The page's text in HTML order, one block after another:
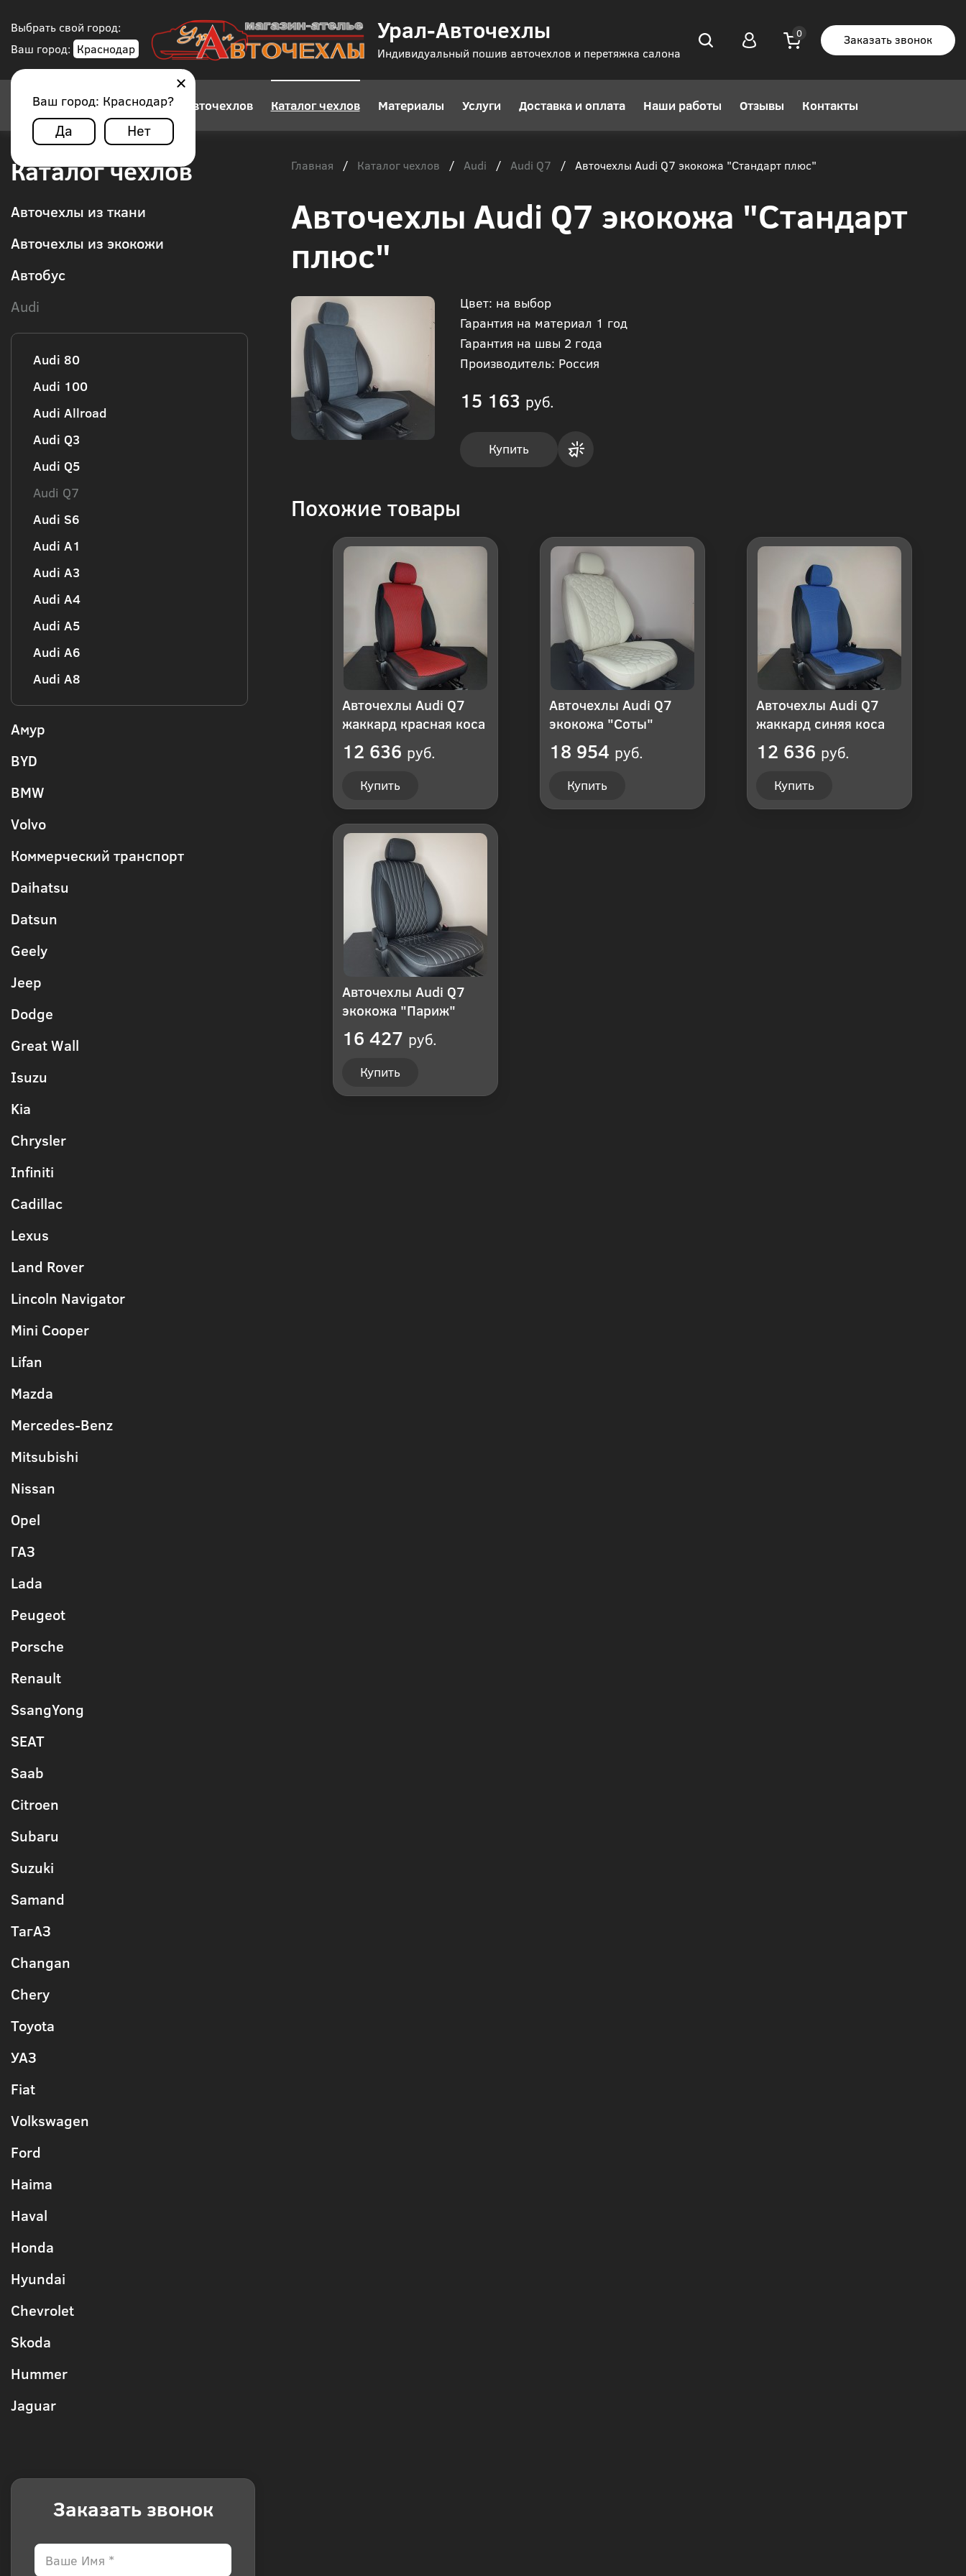
Выбрать свой город:
Ваш город: Краснодар
Ваш город: Краснодар?
Да Нет
Урал-Авточехлы
Индивидуальный пошив авточехлов и перетяжка салона
Заказать звонок
Конструктор авточехлов Каталог чехлов Материалы Услуги Доставка и оплата Наши работы Отзывы Контакты
Каталог чехлов
Авточехлы из ткани
Авточехлы из экокожи
Автобус
Audi
Audi 80
Audi 100
Audi Allroad
Audi Q3
Audi Q5
Audi Q7
Audi S6
Audi А1
Audi А3
Audi А4
Audi А5
Audi А6
Audi А8
Амур
BYD
BMW
Volvo
Коммерческий транспорт
Daihatsu
Datsun
Geely
Jeep
Dodge
Great Wall
Isuzu
Kia
Chrysler
Infiniti
Cadillac
Lexus
Land Rover
Lincoln Navigator
Mini Cooper
Lifan
Mazda
Mercedes-Benz
Mitsubishi
Nissan
Opel
ГАЗ
Lada
Peugeot
Porsche
Renault
SsangYong
SEAT
Saab
Citroen
Subaru
Suzuki
Samand
ТагАЗ
Changan
Chery
Toyota
УАЗ
Fiat
Volkswagen
Ford
Haima
Haval
Honda
Hyundai
Chevrolet
Skoda
Hummer
Jaguar
Заказать звонок
Главная / Каталог чехлов / Audi / Audi Q7 / Авточехлы Audi Q7 экокожа "Стандарт плюс"
Авточехлы Audi Q7 экокожа "Стандарт
плюс"
Цвет: на выбор
Гарантия на материал 1 год
Гарантия на швы 2 года
Производитель: Россия
15 163 руб.
Купить
клик
Похожие товары
Авточехлы Audi Q7
жаккард красная коса
12 636 руб.
Купить
Авточехлы Audi Q7
экокожа "Соты"
18 954 руб.
Купить
Авточехлы Audi Q7
жаккард синяя коса
12 636 руб.
Купить
Авточехлы Audi Q7
экокожа "Париж"
16 427 руб.
Купить